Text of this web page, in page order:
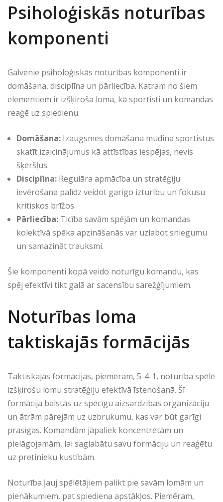
Psiholoģiskās noturības
komponenti
Galvenie psiholoģiskās noturības komponenti ir
domāšana, disciplīna un pārliecība. Katram no šiem
elementiem ir izšķiroša loma, kā sportisti un komandas
reaģē uz spiedienu.
Domāšana: Izaugsmes domāšana mudina sportistus
skatīt izaicinājumus kā attīstības iespējas, nevis
šķēršļus.
Disciplīna: Regulāra apmācība un stratēģiju
ievērošana palīdz veidot garīgo izturību un fokusu
kritiskos brīžos.
Pārliecība: Ticība savām spējām un komandas
kolektīvā spēka apzināšanās var uzlabot sniegumu
un samazināt trauksmi.
Šie komponenti kopā veido noturīgu komandu, kas
spēj efektīvi tikt galā ar sacensību sarežģījumiem.
Noturības loma
taktiskajās formācijās
Taktiskajās formācijās, piemēram, 5-4-1, noturība spēlē
izšķirošu lomu stratēģiju efektīvā īstenošanā. Šī
formācija balstās uz spēcīgu aizsardzības organizāciju
un ātrām pārejām uz uzbrukumu, kas var būt garīgi
prasīgas. Komandām jāpaliek koncentrētām un
pielāgojamām, lai saglabātu savu formāciju un reaģētu
uz pretinieku kustībām.
Noturība ļauj spēlētājiem palikt pie savām lomām un
pienākumiem, pat spiediena apstākļos. Piemēram,